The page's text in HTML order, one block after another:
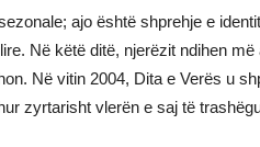
ajo është shprehje e
Në këtë ditë, njerëzit ndihen
Në vitin 2004, Dita e Verës u
zyrtarisht vlerën e saj të